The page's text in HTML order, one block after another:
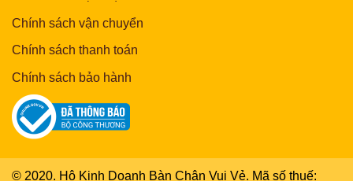
Chính sách vận chuyển
Chính sách thanh toán
Chính sách bảo hành
© 2020. Hộ Kinh Doanh Bàn Chân Vui Vẻ. Mã số thuế: